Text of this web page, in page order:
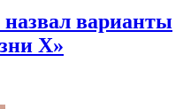
назвал варианты
Х»